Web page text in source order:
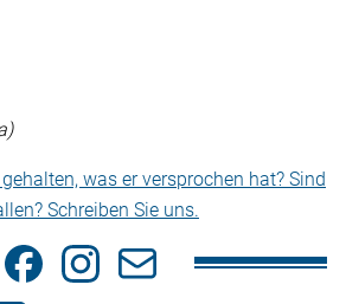
was er versprochen hat? Sind
Schreiben Sie uns.